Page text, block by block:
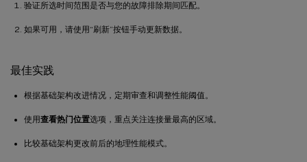
验证所选时间范围是否与您的故障排除期间匹配。
如果可用，请使用“刷新”按钮手动更新数据。
最佳实践
根据基础架构改进情况，定期审查和调整性能阈值。
使用查看热门位置选项，重点关注连接量最高的区域。
比较基础架构更改前后的地理性能模式。